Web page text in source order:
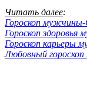
Читать далее:
Гороскоп мужчины-
Гороскоп здоровья
Гороскоп карьеры
Любовный